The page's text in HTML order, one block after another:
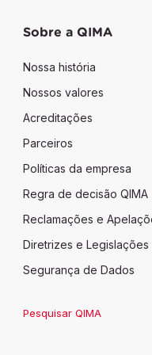
Sobre a QIMA
Nossa história
Nossos valores
Acreditações
Parceiros
Políticas da empresa
Regra de decisão QIMA
Reclamações e
Diretrizes e Legislações
Segurança de Dados
Pesquisar QIMA